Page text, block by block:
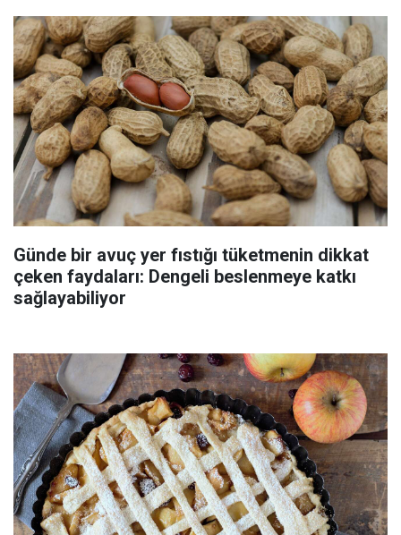
Günde bir avuç yer fıstığı tüketmenin dikkat
çeken faydaları: Dengeli beslenmeye katkı
sağlayabiliyor